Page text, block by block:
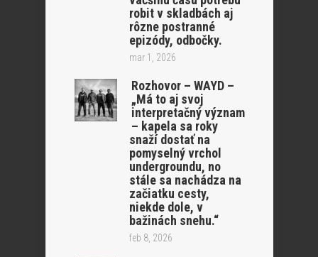
robit v skladbách aj
rôzne postranné
epizódy, odbočky.
mar 1, 2026
Rozhovor – WAYD –
„Má to aj svoj
interpretačný význam
– kapela sa roky
snaží dostať na
pomyselný vrchol
undergroundu, no
stále sa nachádza na
začiatku cesty,
niekde dole, v
bažinách snehu.“
feb 8, 2026